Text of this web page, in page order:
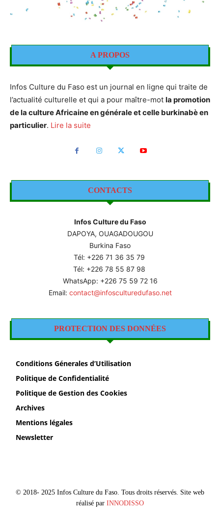
A PROPOS
Infos Culture du Faso est un journal en ligne qui traite de
l’actualité culturelle et qui a pour maître-mot la promotion
de la culture Africaine en générale et celle burkinabè en
particulier. Lire la suite
CONTACTS
Infos Culture du Faso
DAPOYA, OUAGADOUGOU
Burkina Faso
Tél: +226 71 36 35 79
Tél: +226 78 55 87 98
WhatsApp: +226 75 59 72 16
Email: contact@infosculturedufaso.net
PROTECTION DES DONNÉES
Conditions Génerales d’Utilisation
Politique de Confidentialité
Politique de Gestion des Cookies
Archives
Mentions légales
Newsletter
© 2018- 2025 Infos Culture du Faso. Tous droits réservés. Site web
réalisé par INNODISSO